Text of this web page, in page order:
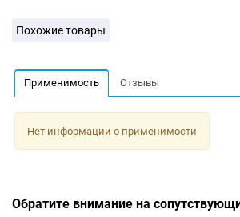
Похожие товары
Применимость Отзывы
Нет информации о применимости
Обратите внимание на